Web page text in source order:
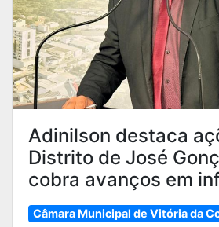
Adinilson destaca
Distrito de José
cobra avanços em
Câmara Municipal de Vitória da